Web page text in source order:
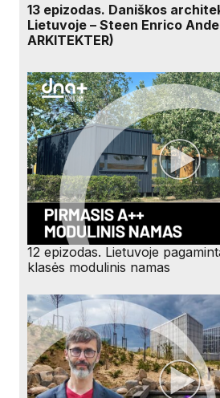
13 epizodas. Daniškos
Lietuvoje – Steen Enrico
ARKITEKTER)
12 epizodas. Lietuvoje
klasės modulinis namas